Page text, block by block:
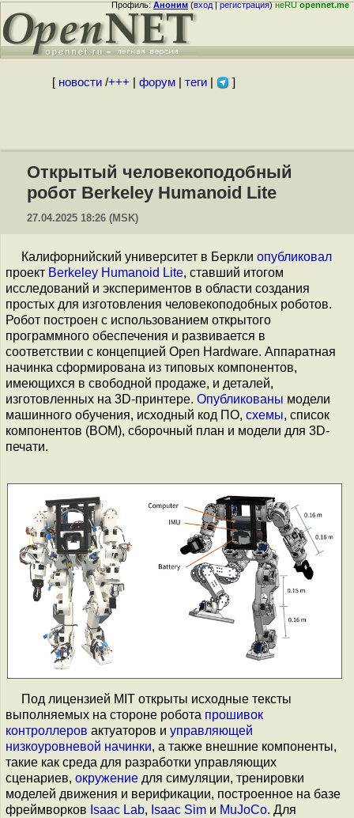
Профиль:Аноним(вход|регистрация)неRUopennet.me
[ новости/+++ форум| теги| ]
Открытый человекоподобный
робот Berkeley Humanoid Lite
27.04.2025 18:26 (MSK)
Калифорнийский университет в Беркли опубликовал
проект Berkeley Humanoid Lite, ставший итогом
исследований и экспериментов в области создания
простых для изготовления человекоподобных роботов.
Робот построен с использованием открытого
программного обеспечения и развивается в
соответствии с концепцией Open Hardware. Аппаратная
начинка сформирована из типовых компонентов,
имеющихся в свободной продаже, и деталей,
изготовленных на 3D-принтере. Опубликованы модели
машинного обучения, исходный код ПО, схемы, список
компонентов (BOM), сборочный план и модели для 3D-
печати.
Под лицензией MIT открыты исходные тексты
выполняемых на стороне робота прошивок
контроллеров актуаторов и управляющей
низкоуровневой начинки, а также внешние компоненты,
такие как среда для разработки управляющих
сценариев, окружение для симуляции, тренировки
моделей движения и верификации, построенное на базе
фреймворков Isaac Lab, Isaac Sim и MuJoCo. Для